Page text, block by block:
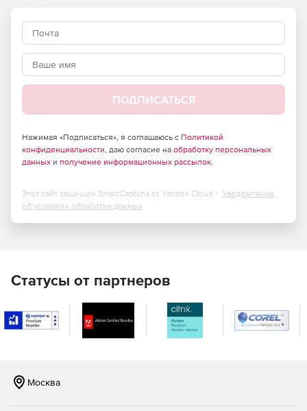
ПОДПИСАТЬСЯ
Нажимая «Подписаться», я соглашаюсь с Политикой
конфиденциальности, даю согласие на обработку персональных
данных и получение информационных рассылок.
Этот сайт защищен SmartCaptcha от Yandex Cloud - Уведомление
об условиях обработки данных
Статусы от партнеров
Москва